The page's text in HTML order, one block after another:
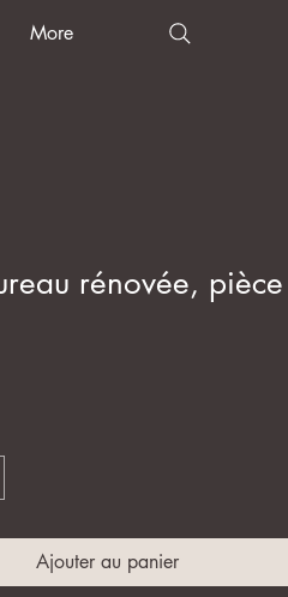
More
rénovée, pièce
Ajouter au panier